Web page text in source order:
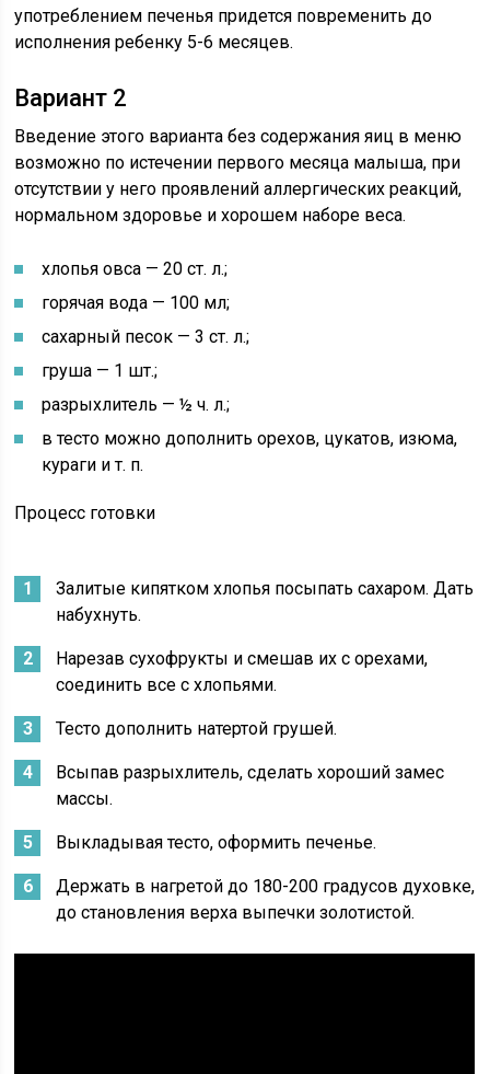
употреблением печенья придется повременить до
исполнения ребенку 5-6 месяцев.
Вариант 2
Введение этого варианта без содержания яиц в меню
возможно по истечении первого месяца малыша, при
отсутствии у него проявлений аллергических реакций,
нормальном здоровье и хорошем наборе веса.
хлопья овса — 20 ст. л.;
горячая вода — 100 мл;
сахарный песок — 3 ст. л.;
груша — 1 шт.;
разрыхлитель — ½ ч. л.;
в тесто можно дополнить орехов, цукатов, изюма,
кураги и т. п.
Процесс готовки
Залитые кипятком хлопья посыпать сахаром. Дать
набухнуть.
Нарезав сухофрукты и смешав их с орехами,
соединить все с хлопьями.
Тесто дополнить натертой грушей.
Всыпав разрыхлитель, сделать хороший замес
массы.
Выкладывая тесто, оформить печенье.
Держать в нагретой до 180-200 градусов духовке,
до становления верха выпечки золотистой.